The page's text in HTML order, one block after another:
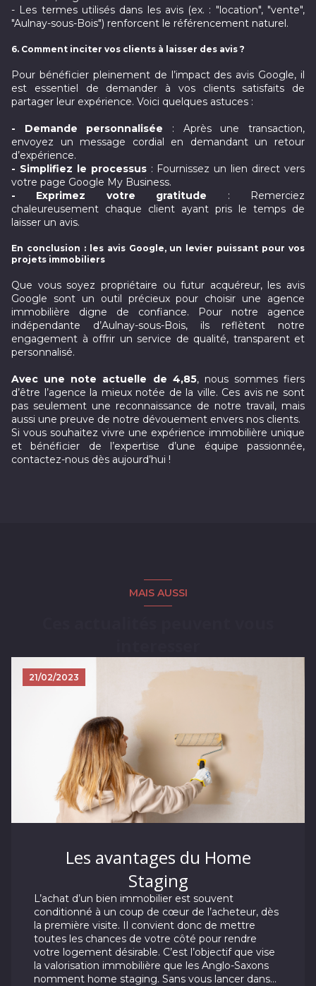
- Les termes utilisés dans les avis (ex. : "location", "vente",
"Aulnay-sous-Bois") renforcent le référencement naturel.
6. Comment inciter vos clients à laisser des avis ?
Pour bénéficier pleinement de l’impact des avis Google, il
est essentiel de demander à vos clients satisfaits de
partager leur expérience. Voici quelques astuces :
- Demande personnalisée : Après une transaction,
envoyez un message cordial en demandant un retour
d’expérience.
- Simplifiez le processus: Fournissez un lien direct vers
votre page Google My Business.
- Exprimez votre gratitude : Remerciez
chaleureusement chaque client ayant pris le temps de
laisser un avis.
En conclusion : les avis Google, un levier puissant pour vos
projets immobiliers
Que vous soyez propriétaire ou futur acquéreur, les avis
Google sont un outil précieux pour choisir une agence
immobilière digne de confiance. Pour notre agence
indépendante d’Aulnay-sous-Bois, ils reflètent notre
engagement à offrir un service de qualité, transparent et
personnalisé.
Avec une note actuelle de 4,85, nous sommes fiers
d’être l’agence la mieux notée de la ville. Ces avis ne sont
pas seulement une reconnaissance de notre travail, mais
aussi une preuve de notre dévouement envers nos clients.
Si vous souhaitez vivre une expérience immobilière unique
et bénéficier de l’expertise d’une équipe passionnée,
contactez-nous dès aujourd’hui !
MAIS AUSSI
21/02/2023
Les avantages du Home
Staging
L’achat d’un bien immobilier est souvent
conditionné à un coup de cœur de l’acheteur, dès
la première visite. Il convient donc de mettre
toutes les chances de votre côté pour rendre
votre logement désirable. C’est l’objectif que vise
la valorisation immobilière que les Anglo-Saxons
nomment home staging. Sans vous lancer dans